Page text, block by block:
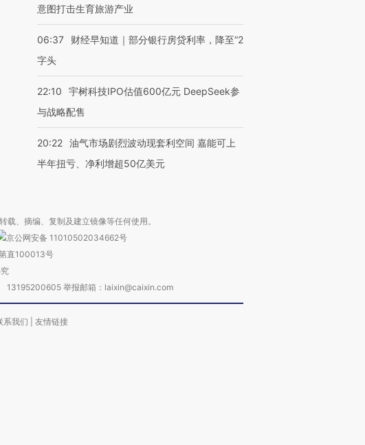
意图打击生育旅游产业
06:37
财经早知道｜部分银行房贷利率，降至“2
字头
22:10
宇树科技IPO估值600亿元 DeepSeek参
与战略配售
20:22 油气市场剧烈波动现套利空间 嘉能可上
半年扭亏、净利增超50亿美元
、摘编、复制及建立镜像等任何使用。
京公网安备 11010502034662号
直100013号
13195200605 举报邮箱：laixin@caixin.com
系我们 友情链接